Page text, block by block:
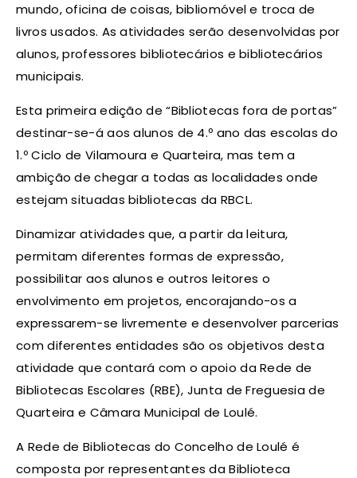
mundo, oficina de coisas, bibliomóvel e troca de
livros usados. As atividades serão desenvolvidas por
alunos, professores bibliotecários e bibliotecários
municipais.
Esta primeira edição de “Bibliotecas fora de portas”
destinar-se-á aos alunos de 4.º ano das escolas do
1.º Ciclo de Vilamoura e Quarteira, mas tem a
ambição de chegar a todas as localidades onde
estejam situadas bibliotecas da RBCL.
Dinamizar atividades que, a partir da leitura,
permitam diferentes formas de expressão,
possibilitar aos alunos e outros leitores o
envolvimento em projetos, encorajando-os a
expressarem-se livremente e desenvolver parcerias
com diferentes entidades são os objetivos desta
atividade que contará com o apoio da Rede de
Bibliotecas Escolares (RBE), Junta de Freguesia de
Quarteira e Câmara Municipal de Loulé.
A Rede de Bibliotecas do Concelho de Loulé é
composta por representantes da Biblioteca